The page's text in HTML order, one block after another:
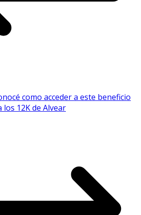
como acceder a este beneficio
12K de Alvear